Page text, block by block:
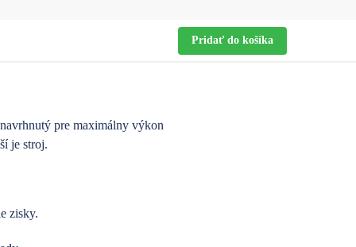
Pridať do košíka
pre maximálny výkon
je stroj.
zisky.